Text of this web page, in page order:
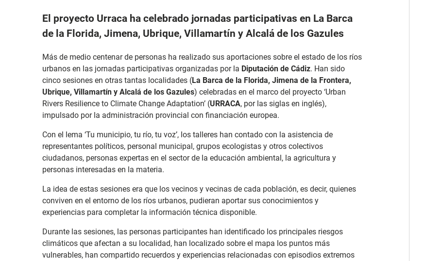
El proyecto Urraca ha celebrado jornadas participativas en La Barca
de la Florida, Jimena, Ubrique, Villamartín y Alcalá de los Gazules
Más de medio centenar de personas ha realizado sus aportaciones sobre el estado de los ríos
urbanos en las jornadas participativas organizadas por la Diputación de Cádiz. Han sido
cinco sesiones en otras tantas localidades (La Barca de la Florida, Jimena de la Frontera,
Ubrique, Villamartín y Alcalá de los Gazules) celebradas en el marco del proyecto ‘Urban
Rivers Resilience to Climate Change Adaptation’ (URRACA, por las siglas en inglés),
impulsado por la administración provincial con financiación europea.
Con el lema ‘Tu municipio, tu río, tu voz’, los talleres han contado con la asistencia de
representantes políticos, personal municipal, grupos ecologistas y otros colectivos
ciudadanos, personas expertas en el sector de la educación ambiental, la agricultura y
personas interesadas en la materia.
La idea de estas sesiones era que los vecinos y vecinas de cada población, es decir, quienes
conviven en el entorno de los ríos urbanos, pudieran aportar sus conocimientos y
experiencias para completar la información técnica disponible.
Durante las sesiones, las personas participantes han identificado los principales riesgos
climáticos que afectan a su localidad, han localizado sobre el mapa los puntos más
vulnerables, han compartido recuerdos y experiencias relacionadas con episodios extremos